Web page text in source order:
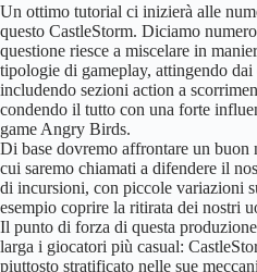
Un ottimo tutorial ci inizierà alle
questo CastleStorm. Diciamo
questione riesce a miscelare in
tipologie di gameplay, attingendo dai
includendo sezioni action a
condendo il tutto con una forte
game Angry Birds.
Di base dovremo affrontare un buon
cui saremo chiamati a difendere il
di incursioni, con piccole variazioni
esempio coprire la ritirata dei nostri
Il punto di forza di questa
larga i giocatori più casual:
piuttosto stratificato nelle sue